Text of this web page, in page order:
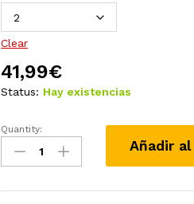
Clear
41,99€
Status: Hay existencias
Juego
barrera
Quantity:
Añadir